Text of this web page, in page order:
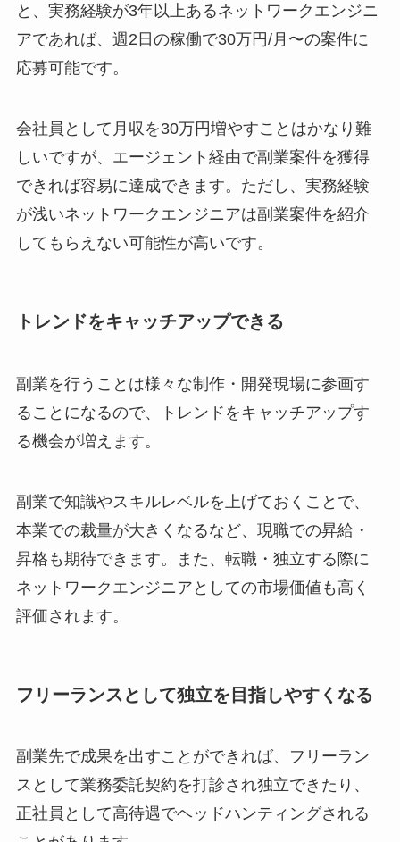
と、実務経験が3年以上あるネットワークエンジニ
アであれば、週2日の稼働で30万円/月〜の案件に
応募可能です。
会社員として月収を30万円増やすことはかなり難
しいですが、エージェント経由で副業案件を獲得
できれば容易に達成できます。ただし、実務経験
が浅いネットワークエンジニアは副業案件を紹介
してもらえない可能性が高いです。
トレンドをキャッチアップできる
副業を行うことは様々な制作・開発現場に参画す
ることになるので、トレンドをキャッチアップす
る機会が増えます。
副業で知識やスキルレベルを上げておくことで、
本業での裁量が大きくなるなど、現職での昇給・
昇格も期待できます。また、転職・独立する際に
ネットワークエンジニアとしての市場価値も高く
評価されます。
フリーランスとして独立を目指しやすくなる
副業先で成果を出すことができれば、フリーラン
スとして業務委託契約を打診され独立できたり、
正社員として高待遇でヘッドハンティングされる